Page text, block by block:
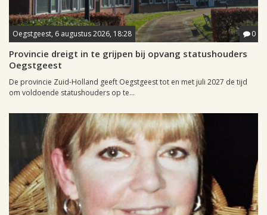
Oegstgeest, 6 augustus 2026, 18:28 0
Provincie dreigt in te grijpen bij opvang statushouders
Oegstgeest
De provincie Zuid-Holland geeft Oegstgeest tot en met juli 2027 de tijd
om voldoende statushouders op te...